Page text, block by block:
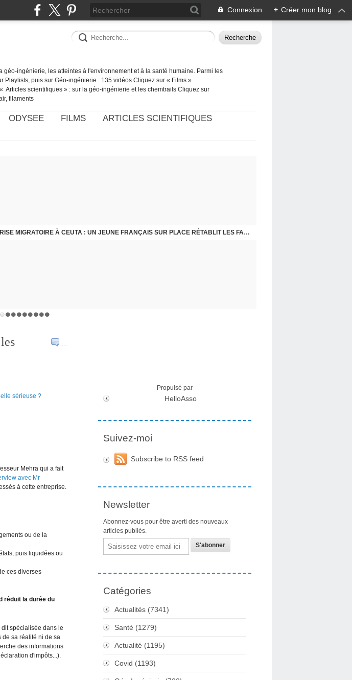
Connexion + Créer mon blog
ingénierie, les atteintes à l'environnement et à la santé humaine. Parmi les
Playlists, puis sur Géo-ingénierie : 135 vidéos Cliquez sur « Films » :
scientifiques » : sur la géo-ingénierie et les chemtrails Cliquez sur
filaments
ODYSEE FILMS
ARTICLES SCIENTIFIQUES
CRISE MIGRATOIRE À CEUTA : UN JEUNE FRANÇAIS SUR PLACE RÉTABLIT LES FAITS ! - RAPHAËL AYMA
…
Mehra qui a fait
avec Mr
à cette entreprise.
ou de la
puis liquidées ou
ces diverses
réduit la durée du
spécialisée dans le
de sa réalité ni de sa
des informations
d'impôts...).
Propulsé par
HelloAsso
Suivez-moi
Subscribe to RSS feed
Newsletter
Abonnez-vous pour être averti des nouveaux
articles publiés.
Email
Catégories
Actualités (7341)
Santé (1279)
Actualité (1195)
Covid (1193)